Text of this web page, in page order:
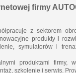
firmy
z sektorem
produkty i
symulatorów i
produktami firmy,
szkolenie i serwis.